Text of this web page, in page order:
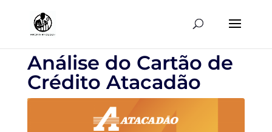
Análise do Cartão de
Crédito Atacadão